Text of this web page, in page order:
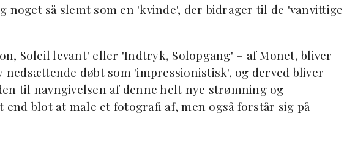
noget så slemt som en 'kvinde', der bidrager til de 'vanvittige
Soleil levant' eller 'Indtryk, Solopgang' – af Monet, bliver
døbt som 'impressionistisk', og derved bliver
til navngivelsen af denne helt nye strømning og
end blot at male et fotografi af, men også forstår sig på